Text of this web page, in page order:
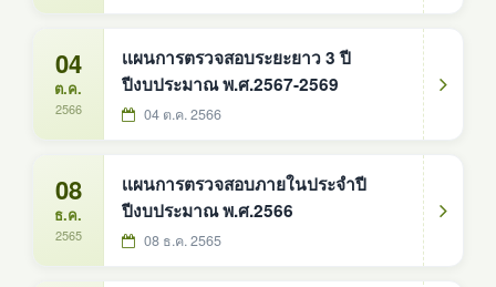
04
ต.ค.
2566
เเผนการตรวจสอบระยะยาว 3 ปี
ปีงบประมาณ พ.ศ.2567-2569
04 ต.ค. 2566
08
ธ.ค.
2565
เเผนการตรวจสอบภายในประจำปี
ปีงบประมาณ พ.ศ.2566
08 ธ.ค. 2565